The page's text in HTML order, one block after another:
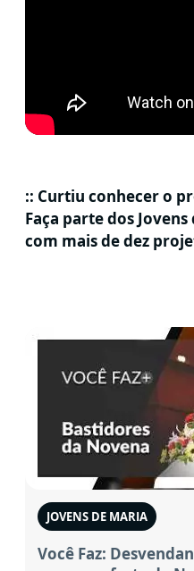
:: Curtiu conhecer o
Faça parte dos
com mais de dez
JOVENS DE MARIA
Você Faz: